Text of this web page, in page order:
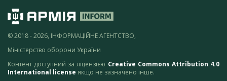
© 2018 - 2026, ІНФОРМАЦІЙНЕ АГЕНТСТВО,
Міністерство оборони України
Контент доступний за ліцензією Creative Commons Attribution 4.0
International license якщо не зазначено інше.